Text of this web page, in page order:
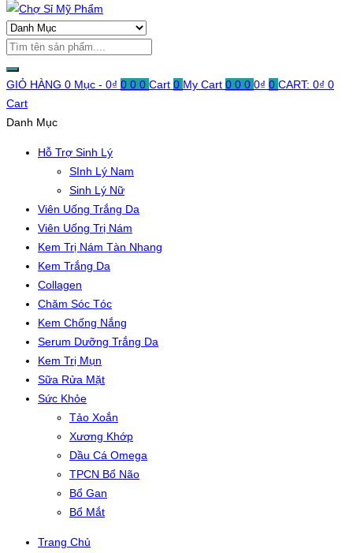
GIỎ HÀNG 0 Mục - 0₫ 0 0 0 Cart 0 My Cart 0 0 0 0₫ 0 CART: 0₫ 0
Cart
Danh Mục
Hỗ Trợ Sinh Lý
SInh Lý Nam
Sinh Lý Nữ
Viên Uống Trắng Da
Viên Uống Trị Nám
Kem Trị Nám Tàn Nhang
Kem Trắng Da
Collagen
Chăm Sóc Tóc
Kem Chống Nắng
Serum Dưỡng Trắng Da
Kem Trị Mụn
Sữa Rửa Mặt
Sức Khỏe
Tảo Xoắn
Xương Khớp
Dầu Cá Omega
TPCN Bổ Não
Bổ Gan
Bổ Mắt
Trang Chủ